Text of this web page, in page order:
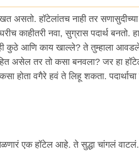
हॉटेलांतच नाही तर सणासुदीच्या
काहीतरी नवा, सुग्रास पदार्थ बनतो. हा
कुठे आणि काय खाल्ले? ते तुम्हाला
असेल तर तो कसा बनवला? जर हा
होता वगैरे हवं ते लिहू शकता. पदार्थाचा
एक हॉटेल आहे. ते सुद्धा चांगलं वाटलं.